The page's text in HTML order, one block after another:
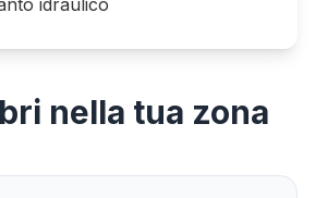
nella tua zona